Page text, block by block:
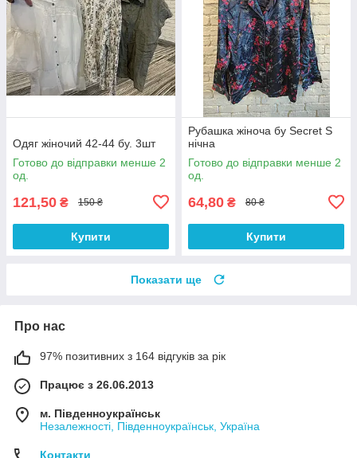
Одяг жіночий 42-44 бу. 3шт
Готово до відправки менше 2
од.
121,50 ₴ 150 ₴
Купити
Рубашка жіноча бу Secret S
нічна
Готово до відправки менше 2
од.
64,80 ₴ 80 ₴
Купити
Показати ще
Про нас
97% позитивних з 164 відгуків за рік
Працює з 26.06.2013
м. Південноукраїнськ
Незалежності, Південноукраїнськ, Україна
Контакти